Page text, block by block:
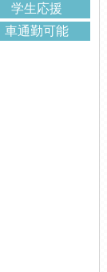
学生応援
車通勤可能